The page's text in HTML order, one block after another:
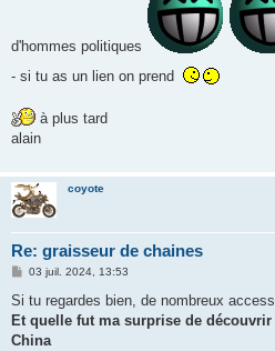
d'hommes politiques
- si tu as un lien on prend
à plus tard
alain
coyote
Re: graisseur de chaines
M
s
a
g
03 juil. 2024, 13:53
Si tu regardes bien, de nombreux
Et quelle fut ma surprise de
China